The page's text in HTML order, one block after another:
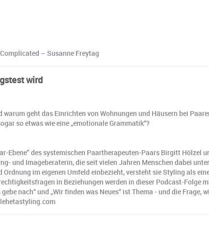
– Susanne Freytag
wird
geht das Einrichten von Wohnungen und Häusern bei
so etwas wie eine „emotionale Grammatik“?
Ebene" des systemischen Paartherapeuten-Paars Birgitt
und Imageberaterin, die seit vielen Jahren Menschen dabei
im eigenen Umfeld einbezieht, versteht sie Styling als
in Beziehungen werden in dieser Podcast-Folge
nach“ und „Wir finden was Neues“ ist Thema - und die